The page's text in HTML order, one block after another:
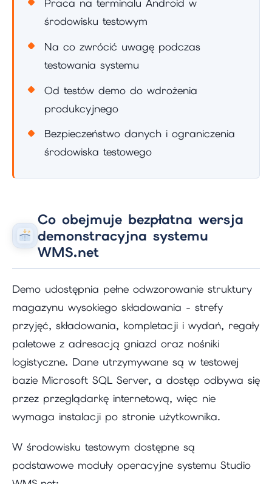
Praca na terminalu Android w
środowisku testowym
Na co zwrócić uwagę podczas
testowania systemu
Od testów demo do wdrożenia
produkcyjnego
Bezpieczeństwo danych i ograniczenia
środowiska testowego
Co obejmuje bezpłatna wersja
demonstracyjna systemu
WMS.net
Demo udostępnia pełne odwzorowanie struktury
magazynu wysokiego składowania - strefy
przyjęć, składowania, kompletacji i wydań, regały
paletowe z adresacją gniazd oraz nośniki
logistyczne. Dane utrzymywane są w testowej
bazie Microsoft SQL Server, a dostęp odbywa się
przez przeglądarkę internetową, więc nie
wymaga instalacji po stronie użytkownika.
W środowisku testowym dostępne są
podstawowe moduły operacyjne systemu Studio